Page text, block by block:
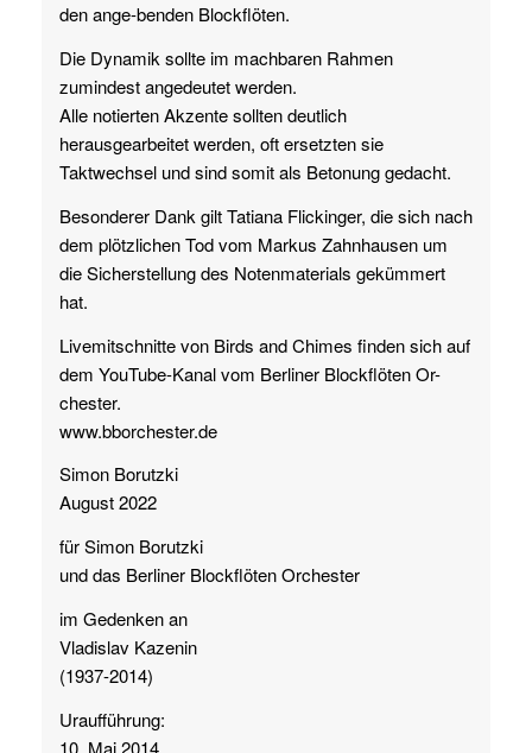
den ange-benden Blockflöten.
Die Dynamik sollte im machbaren Rahmen
zumindest angedeutet werden.
Alle notierten Akzente sollten deutlich
herausgearbeitet werden, oft ersetzten sie
Taktwechsel und sind somit als Betonung gedacht.
Besonderer Dank gilt Tatiana Flickinger, die sich nach
dem plötzlichen Tod vom Markus Zahnhausen um
die Sicherstellung des Notenmaterials gekümmert
hat.
Livemitschnitte von Birds and Chimes finden sich auf
dem YouTube-Kanal vom Berliner Blockflöten Or-
chester.
www.bborchester.de
Simon Borutzki
August 2022
für Simon Borutzki
und das Berliner Blockflöten Orchester
im Gedenken an
Vladislav Kazenin
(1937-2014)
Uraufführung:
10. Mai 2014